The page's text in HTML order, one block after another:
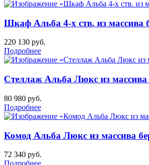
Шкаф Альба 4-х ств. из массива
220 130 руб.
Подробнее
Стеллаж Альба Люкс из массива
80 980 руб.
Подробнее
Комод Альба Люкс из массива
72 340 руб.